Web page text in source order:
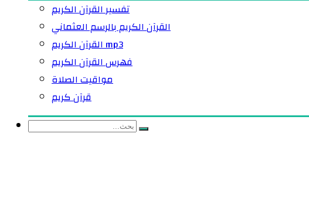
تفسير القرآن الكريم
القرآن الكريم بالرسم العثماني
القرآن الكريم mp3
فهرس القرآن الكريم
مواقيت الصلاة
قرآن كريم